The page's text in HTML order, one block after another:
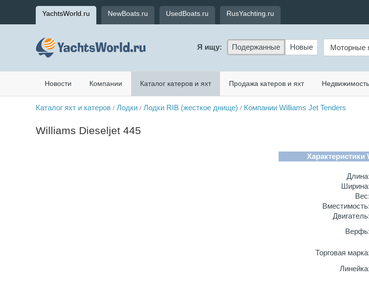
YachtsWorld.ru NewBoats.ru UsedBoats.ru RusYachting.ru
Я ищу: Подержанные Новые
Новости Компании Каталог катеров и яхт Продажа катеров и яхт Недвижимость
Каталог яхт и катеров / Лодки / Лодки RIB (жесткое днище) / Компании Williams Jet Tenders
Williams Dieseljet 445
Характеристики
Длина:
Ширина:
Вес:
Вместимость:
Двигатель:
Верфь:
Торговая марка:
Линейка: